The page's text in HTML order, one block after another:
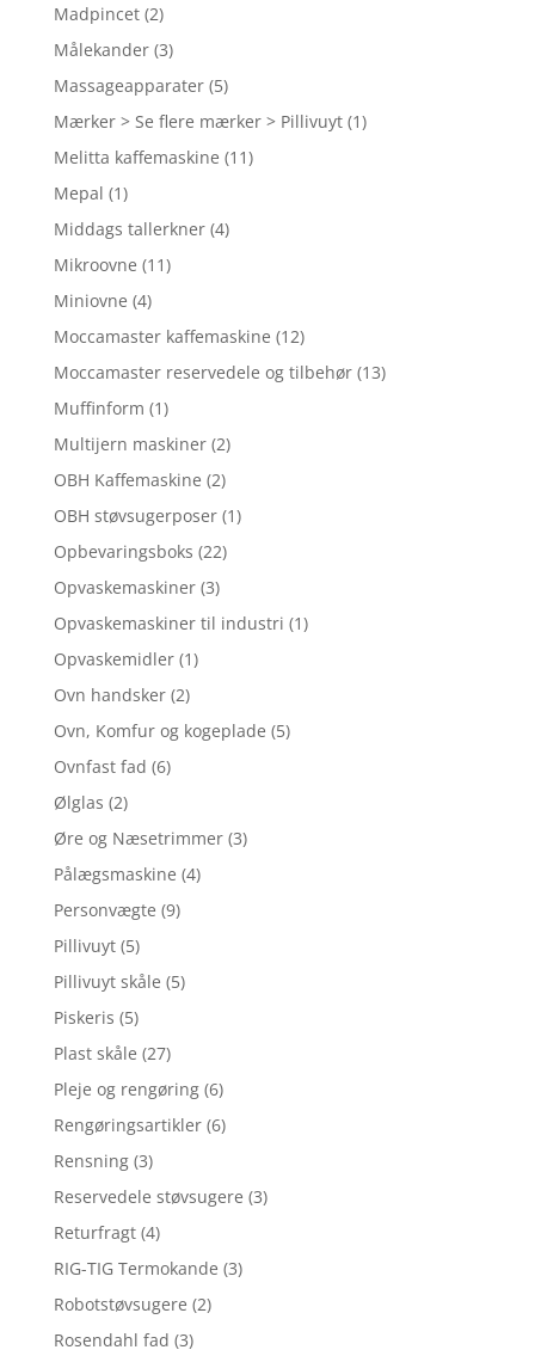
Madpincet (2)
Målekander (3)
Massageapparater (5)
Mærker > Se flere mærker > Pillivuyt (1)
Melitta kaffemaskine (11)
Mepal (1)
Middags tallerkner (4)
Mikroovne (11)
Miniovne (4)
Moccamaster kaffemaskine (12)
Moccamaster reservedele og tilbehør (13)
Muffinform (1)
Multijern maskiner (2)
OBH Kaffemaskine (2)
OBH støvsugerposer (1)
Opbevaringsboks (22)
Opvaskemaskiner (3)
Opvaskemaskiner til industri (1)
Opvaskemidler (1)
Ovn handsker (2)
Ovn, Komfur og kogeplade (5)
Ovnfast fad (6)
Ølglas (2)
Øre og Næsetrimmer (3)
Pålægsmaskine (4)
Personvægte (9)
Pillivuyt (5)
Pillivuyt skåle (5)
Piskeris (5)
Plast skåle (27)
Pleje og rengøring (6)
Rengøringsartikler (6)
Rensning (3)
Reservedele støvsugere (3)
Returfragt (4)
RIG-TIG Termokande (3)
Robotstøvsugere (2)
Rosendahl fad (3)